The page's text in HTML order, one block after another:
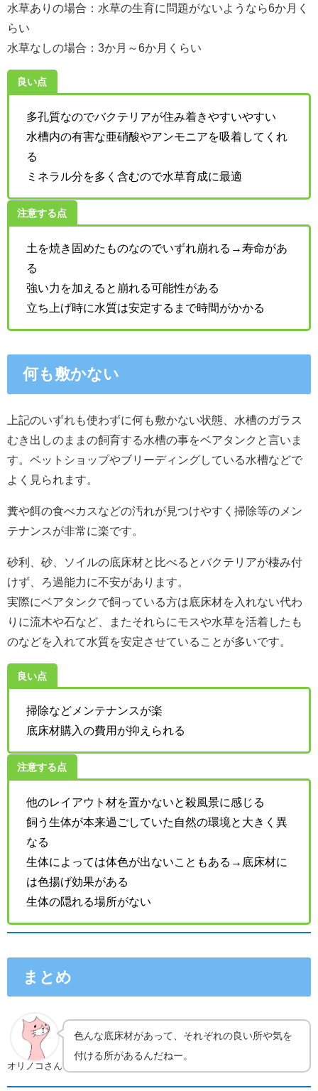
水草ありの場合：水草の生育に問題がないようなら6か月く
らい
水草なしの場合：3か月～6か月くらい
良い点
多孔質なのでバクテリアが住み着きやすいやすい
水槽内の有害な亜硝酸やアンモニアを吸着してくれ
る
ミネラル分を多く含むので水草育成に最適
注意する点
土を焼き固めたものなのでいずれ崩れる→寿命があ
る
強い力を加えると崩れる可能性がある
立ち上げ時に水質は安定するまで時間がかかる
何も敷かない
上記のいずれも使わずに何も敷かない状態、水槽のガラス
むき出しのままの飼育する水槽の事をベアタンクと言いま
す。ペットショップやブリーディングしている水槽などで
よく見られます。
糞や餌の食べカスなどの汚れが見つけやすく掃除等のメン
テナンスが非常に楽です。
砂利、砂、ソイルの底床材と比べるとバクテリアが棲み付
けず、ろ過能力に不安があります。
実際にベアタンクで飼っている方は底床材を入れない代わ
りに流木や石など、またそれらにモスや水草を活着したも
のなどを入れて水質を安定させていることが多いです。
良い点
掃除などメンテナンスが楽
底床材購入の費用が抑えられる
注意する点
他のレイアウト材を置かないと殺風景に感じる
飼う生体が本来過ごしていた自然の環境と大きく異
なる
生体によっては体色が出ないこともある→底床材に
は色揚げ効果がある
生体の隠れる場所がない
まとめ
オリノコさん
色んな底床材があって、それぞれの良い所や気を
付ける所があるんだねー。